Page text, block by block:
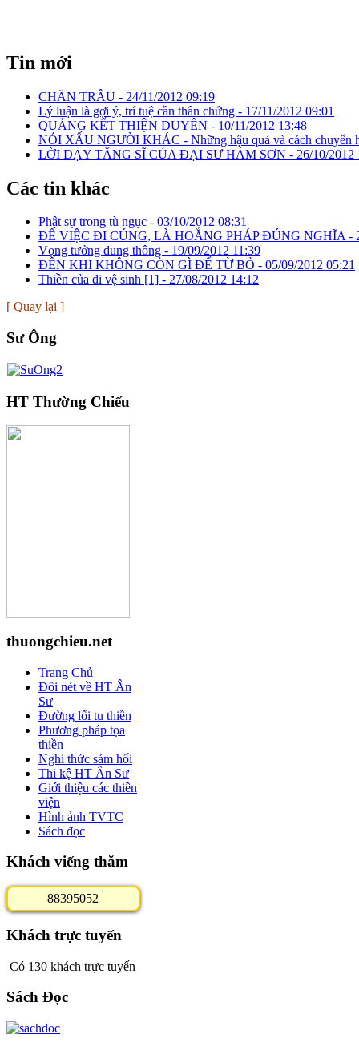
Tin mới
CHĂN TRÂU - 24/11/2012 09:19
Lý luận là gợi ý, trí tuệ cần thân chứng - 17/11/2012 09:01
QUẢNG KẾT THIỆN DUYÊN - 10/11/2012 13:48
NÓI XẤU NGƯỜI KHÁC - Những hậu quả và cách chuyển
LỜI DẠY TĂNG SĨ CỦA ĐẠI SƯ HÁM SƠN - 26/10/2012
Các tin khác
Phật sự trong tù ngục - 03/10/2012 08:31
ĐỂ VIỆC ĐI CÚNG, LÀ HOẲNG PHÁP ĐÚNG NGHĨA -
Vọng tưởng dung thông - 19/09/2012 11:39
ĐẾN KHI KHÔNG CÒN GÌ ĐỂ TỪ BỎ - 05/09/2012 05:21
Thiền của đi vệ sinh [1] - 27/08/2012 14:12
[ Quay lại ]
Sư Ông
HT Thường Chiếu
thuongchieu.net
Trang Chủ
Đôi nét về HT Ân
Sư
Đường lối tu thiền
Phương pháp tọa
thiền
Nghi thức sám hối
Thi kệ HT Ân Sư
Giới thiệu các thiền
viện
Hình ảnh TVTC
Sách đọc
Khách viếng thăm
88395052
Khách trực tuyến
Có 130 khách trực tuyến
Sách Đọc